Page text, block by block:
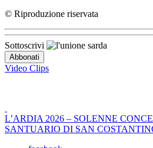
© Riproduzione riservata
Sottoscrivi
Video Clips
L’ARDIA 2026 – SOLENNE
SANTUARIO DI SAN